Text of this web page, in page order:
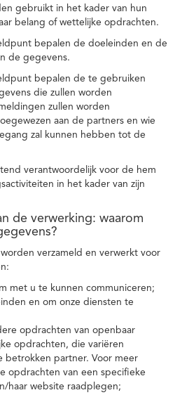
gebruikt in het kader van hun
belang of wettelijke opdrachten.
bepalen de doeleinden en de
de gegevens.
bepalen de te gebruiken
die zullen worden
zullen worden
aan de partners en wie
zal kunnen hebben tot de
verantwoordelijk voor de hem
in het kader van zijn
de verwerking: waarom
verzameld en verwerkt voor
met u te kunnen communiceren;
en om onze diensten te
opdrachten van openbaar
opdrachten, die variëren
betrokken partner. Voor meer
opdrachten van een specifieke
haar website raadplegen;